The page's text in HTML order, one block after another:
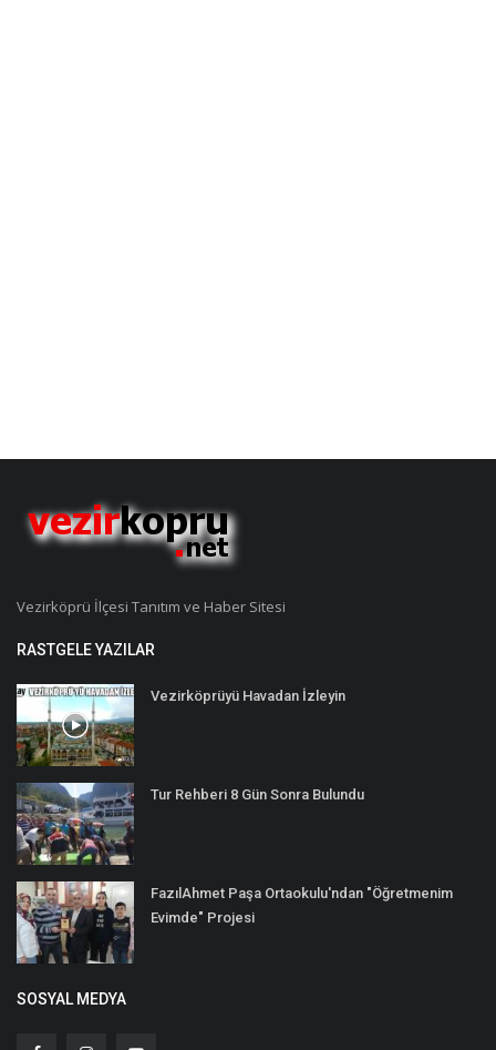
Vezirköprü İlçesi Tanıtım ve Haber Sitesi
RASTGELE YAZILAR
Vezirköprüyü Havadan İzleyin
Tur Rehberi 8 Gün Sonra Bulundu
FazılAhmet Paşa Ortaokulu'ndan "Öğretmenim
Evimde" Projesi
SOSYAL MEDYA